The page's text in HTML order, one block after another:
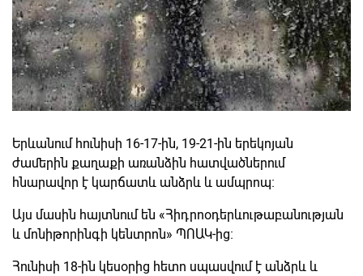
Երևանում հունիսի 16-17-ին, 19-21-ին երեկոյան
ժամերին քաղաքի առանձին հատվածներում
հնարավոր է կարճատև անձրև և ամպրոպ։
Այս մասին հայտնում են «Հիդրոօդերևութաբանության
և մոնիթորինգի կենտրոն» ՊՈԱԿ-ից։
Հունիսի 18-ին կեսօրից հետո սպասվում է անձրև և